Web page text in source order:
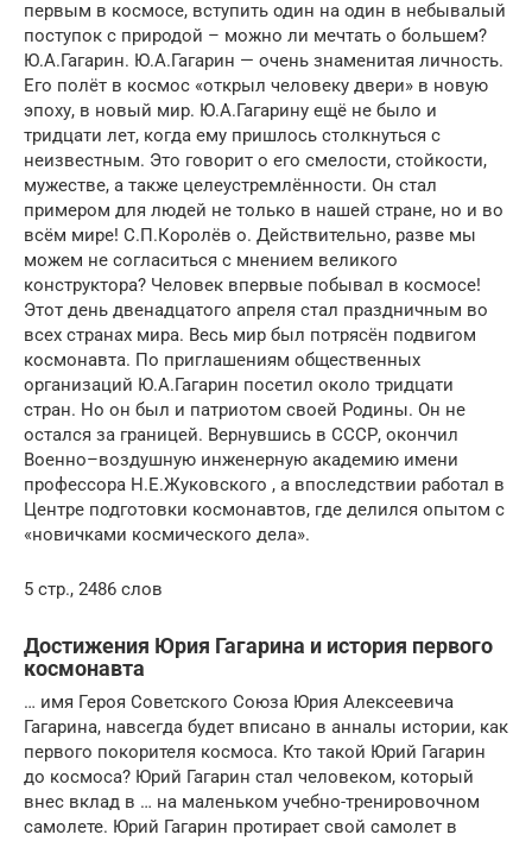
первым в космосе, вступить один на один в небывалый
поступок с природой – можно ли мечтать о большем?
Ю.А.Гагарин. Ю.А.Гагарин — очень знаменитая личность.
Его полёт в космос «открыл человеку двери» в новую
эпоху, в новый мир. Ю.А.Гагарину ещё не было и
тридцати лет, когда ему пришлось столкнуться с
неизвестным. Это говорит о его смелости, стойкости,
мужестве, а также целеустремлённости. Он стал
примером для людей не только в нашей стране, но и во
всём мире! С.П.Королёв о. Действительно, разве мы
можем не согласиться с мнением великого
конструктора? Человек впервые побывал в космосе!
Этот день двенадцатого апреля стал праздничным во
всех странах мира. Весь мир был потрясён подвигом
космонавта. По приглашениям общественных
организаций Ю.А.Гагарин посетил около тридцати
стран. Но он был и патриотом своей Родины. Он не
остался за границей. Вернувшись в СССР, окончил
Военно–воздушную инженерную академию имени
профессора Н.Е.Жуковского , а впоследствии работал в
Центре подготовки космонавтов, где делился опытом с
«новичками космического дела».
5 стр., 2486 слов
Достижения Юрия Гагарина и история первого
космонавта
… имя Героя Советского Союза Юрия Алексеевича
Гагарина, навсегда будет вписано в анналы истории, как
первого покорителя космоса. Кто такой Юрий Гагарин
до космоса? Юрий Гагарин стал человеком, который
внес вклад в … на маленьком учебно-тренировочном
самолете. Юрий Гагарин протирает свой самолет в